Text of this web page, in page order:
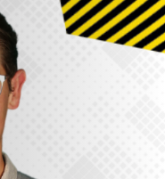
ABONNEMENTEN
COMMUNITY